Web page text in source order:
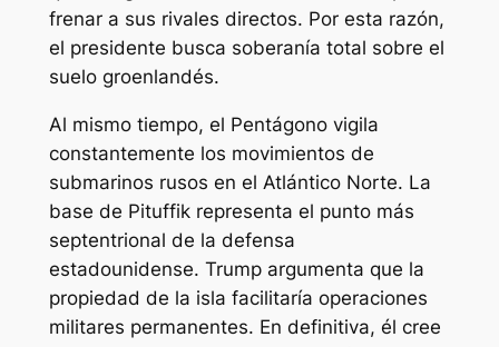
frenar a sus rivales directos. Por esta razón,
el presidente busca soberanía total sobre el
suelo groenlandés.
Al mismo tiempo, el Pentágono vigila
constantemente los movimientos de
submarinos rusos en el Atlántico Norte. La
base de Pituffik representa el punto más
septentrional de la defensa
estadounidense. Trump argumenta que la
propiedad de la isla facilitaría operaciones
militares permanentes. En definitiva, él cree